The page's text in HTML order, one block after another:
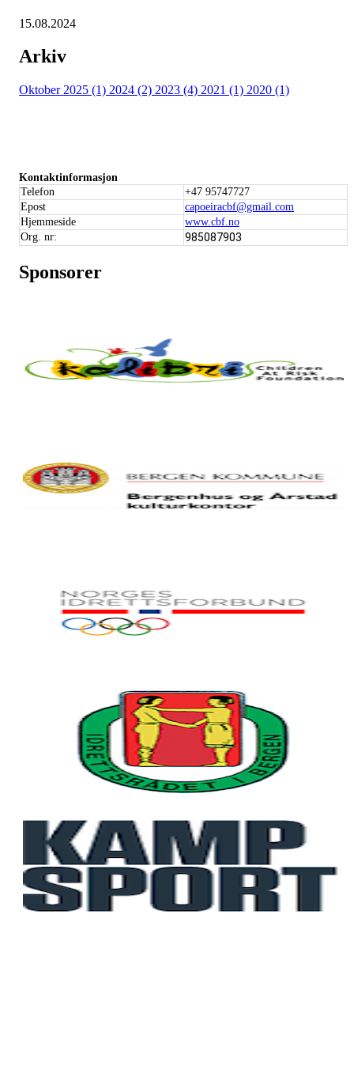
15.08.2024
Arkiv
Oktober 2025 (1) 2024 (2) 2023 (4) 2021 (1) 2020 (1)
Kontaktinformasjon
Telefon
+47 95747727
Epost
capoeiracbf@gmail.com
Hjemmeside
www.cbf.no
Org. nr:
985087903
Sponsorer